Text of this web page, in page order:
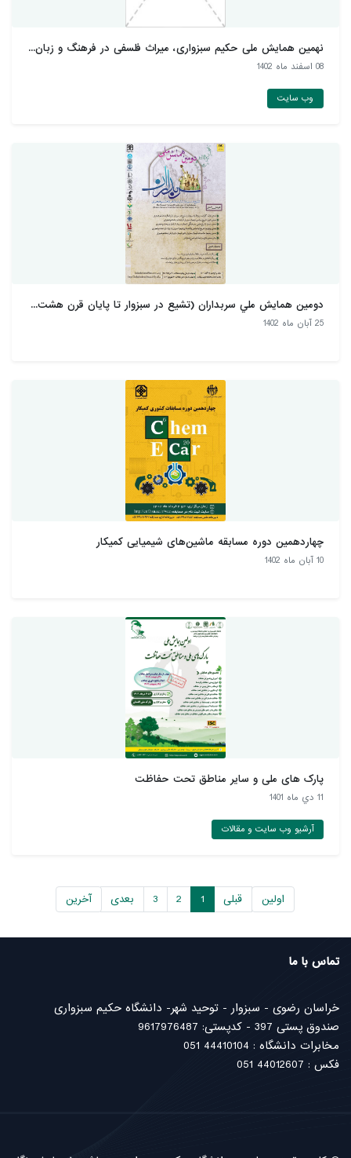
نهمین همایش ملی حکیم سبزواری، میراث فلسفی در فرهنگ و زبان...
08 اسفند ماه 1402
وب سایت
دومين همايش ملي سربداران (تشيع در سبزوار تا پايان قرن هشت...
25 آبان ماه 1402
چهاردهمین دوره مسابقه ماشین‌های شیمیایی کمیکار
10 آبان ماه 1402
پارک های ملی و سایر مناطق تحت حفاظت
11 دي ماه 1401
آرشیو وب سایت و مقالات
اولین قبلی 1
2
3 بعدی آخرین
تماس با ما
خراسان رضوی - سبزوار - توحید شهر- دانشگاه حکیم سبزواری
صندوق پستی 397 - کدپستی: 9617976487
مخابرات دانشگاه : 44410104 051
فکس : 44012607 051